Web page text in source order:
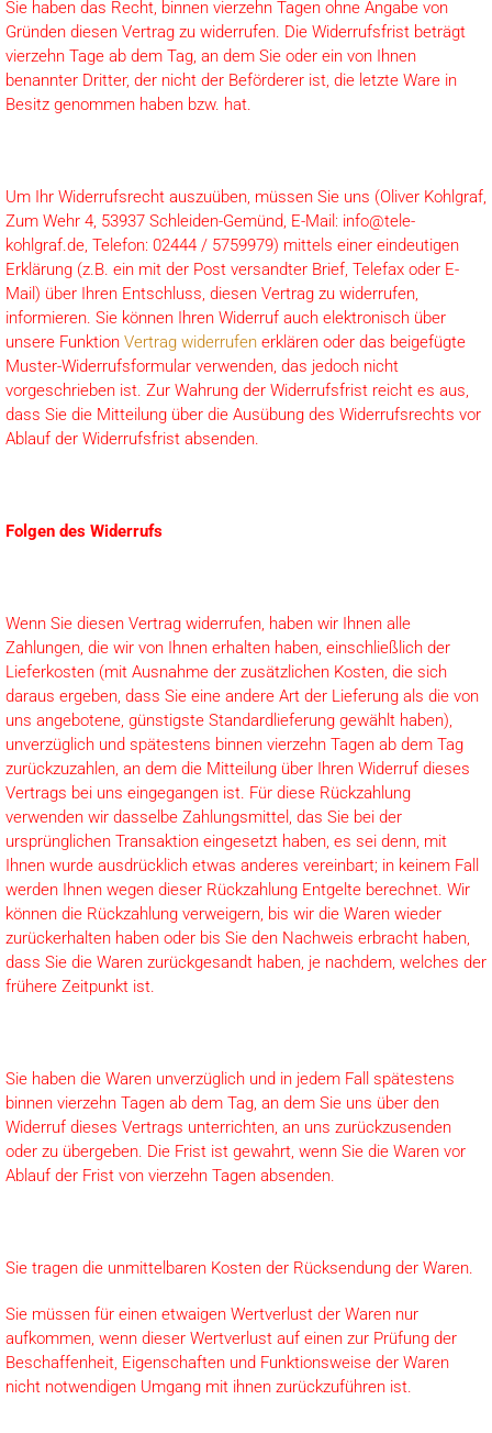
Sie haben das Recht, binnen vierzehn Tagen ohne Angabe von
Gründen diesen Vertrag zu widerrufen. Die Widerrufsfrist beträgt
vierzehn Tage ab dem Tag, an dem Sie oder ein von Ihnen
benannter Dritter, der nicht der Beförderer ist, die letzte Ware in
Besitz genommen haben bzw. hat.
Um Ihr Widerrufsrecht auszuüben, müssen Sie uns (Oliver Kohlgraf,
Zum Wehr 4, 53937 Schleiden-Gemünd, E-Mail: info@tele-
kohlgraf.de, Telefon: 02444 / 5759979) mittels einer eindeutigen
Erklärung (z.B. ein mit der Post versandter Brief, Telefax oder E-
Mail) über Ihren Entschluss, diesen Vertrag zu widerrufen,
informieren. Sie können Ihren Widerruf auch elektronisch über
unsere Funktion Vertrag widerrufen erklären oder das beigefügte
Muster-Widerrufsformular verwenden, das jedoch nicht
vorgeschrieben ist. Zur Wahrung der Widerrufsfrist reicht es aus,
dass Sie die Mitteilung über die Ausübung des Widerrufsrechts vor
Ablauf der Widerrufsfrist absenden.
Folgen des Widerrufs
Wenn Sie diesen Vertrag widerrufen, haben wir Ihnen alle
Zahlungen, die wir von Ihnen erhalten haben, einschließlich der
Lieferkosten (mit Ausnahme der zusätzlichen Kosten, die sich
daraus ergeben, dass Sie eine andere Art der Lieferung als die von
uns angebotene, günstigste Standardlieferung gewählt haben),
unverzüglich und spätestens binnen vierzehn Tagen ab dem Tag
zurückzuzahlen, an dem die Mitteilung über Ihren Widerruf dieses
Vertrags bei uns eingegangen ist. Für diese Rückzahlung
verwenden wir dasselbe Zahlungsmittel, das Sie bei der
ursprünglichen Transaktion eingesetzt haben, es sei denn, mit
Ihnen wurde ausdrücklich etwas anderes vereinbart; in keinem Fall
werden Ihnen wegen dieser Rückzahlung Entgelte berechnet. Wir
können die Rückzahlung verweigern, bis wir die Waren wieder
zurückerhalten haben oder bis Sie den Nachweis erbracht haben,
dass Sie die Waren zurückgesandt haben, je nachdem, welches der
frühere Zeitpunkt ist.
Sie haben die Waren unverzüglich und in jedem Fall spätestens
binnen vierzehn Tagen ab dem Tag, an dem Sie uns über den
Widerruf dieses Vertrags unterrichten, an uns zurückzusenden
oder zu übergeben. Die Frist ist gewahrt, wenn Sie die Waren vor
Ablauf der Frist von vierzehn Tagen absenden.
Sie tragen die unmittelbaren Kosten der Rücksendung der Waren.
Sie müssen für einen etwaigen Wertverlust der Waren nur
aufkommen, wenn dieser Wertverlust auf einen zur Prüfung der
Beschaffenheit, Eigenschaften und Funktionsweise der Waren
nicht notwendigen Umgang mit ihnen zurückzuführen ist.